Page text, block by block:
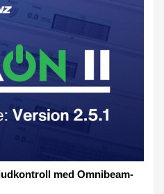
med Omnibeam-